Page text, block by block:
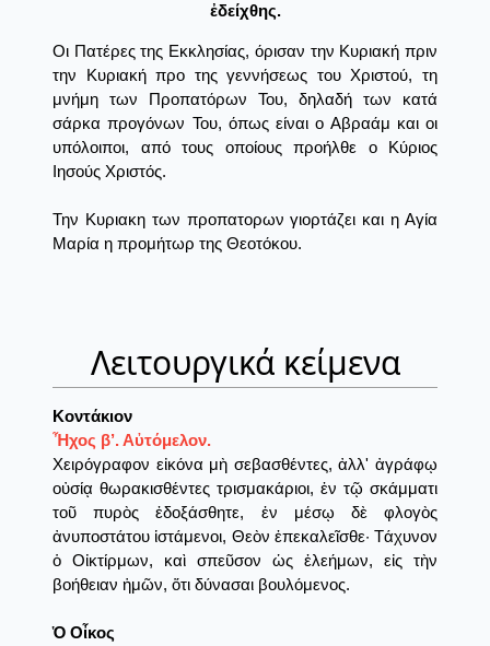
ἐδείχθης.
Οι Πατέρες της Εκκλησίας, όρισαν την Κυριακή πριν
την Κυριακή προ της γεννήσεως του Χριστού, τη
μνήμη των Προπατόρων Του, δηλαδή των κατά
σάρκα προγόνων Του, όπως είναι ο Αβραάμ και οι
υπόλοιποι, από τους οποίους προήλθε ο Κύριος
Ιησούς Χριστός.
Την Κυριακη των προπατορων γιορτάζει και η Αγία
Μαρία η προμήτωρ της Θεοτόκου.
Λειτουργικά κείμενα
Κοντάκιον
Ἦχος β’. Αὐτόμελον.
Χειρόγραφον εἰκόνα μὴ σεβασθέντες, ἀλλ' ἀγράφῳ
οὐσίᾳ θωρακισθέντες τρισμακάριοι, ἐν τῷ σκάμματι
τοῦ πυρὸς ἐδοξάσθητε, ἐν μέσῳ δὲ φλογὸς
ἀνυποστάτου ἱστάμενοι, Θεὸν ἐπεκαλεῖσθε· Τάχυνον
ὁ Οἰκτίρμων, καὶ σπεῦσον ὡς ἐλεήμων, εἰς τὴν
βοήθειαν ἡμῶν, ὅτι δύνασαι βουλόμενος.
Ὁ Οἶκος